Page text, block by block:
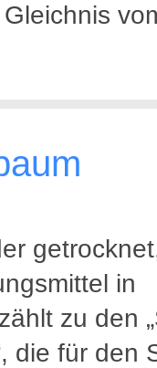
in
zu den
die für den